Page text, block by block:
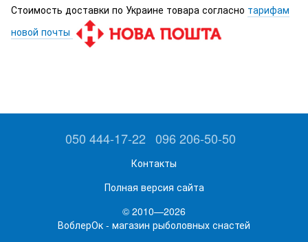
Стоимость доставки по Украине товара согласно тарифам
новой почты
050 444-17-22 096 206-50-50
Контакты
Полная версия сайта
© 2010—2026
ВоблерОк - магазин рыболовных снастей